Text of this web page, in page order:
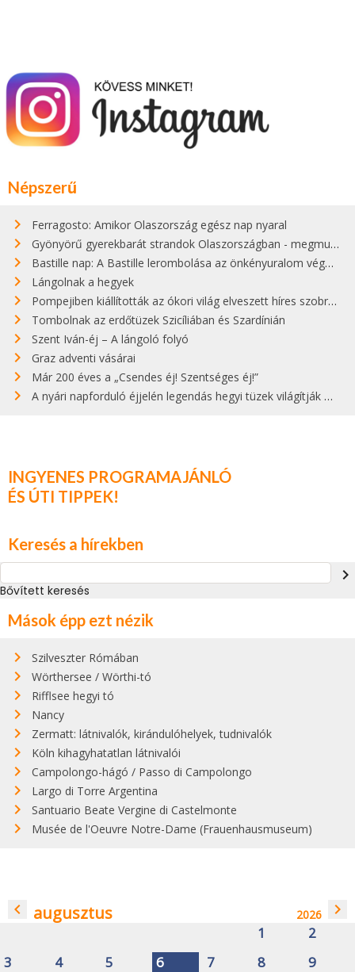
Népszerű
Ferragosto: Amikor Olaszország egész nap nyaral
Gyönyörű gyerekbarát strandok Olaszországban - megmutatjuk a 15 legjobbat
Bastille nap: A Bastille lerombolása az önkényuralom végét jelentette
Lángolnak a hegyek
Pompejiben kiállították az ókori világ elveszett híres szobrának másolatát
Tombolnak az erdőtüzek Szicíliában és Szardínián
Szent Iván-éj – A lángoló folyó
Graz adventi vásárai
Már 200 éves a „Csendes éj! Szentséges éj!”
A nyári napforduló éjjelén legendás hegyi tüzek világítják meg Zugspitzét
INGYENES PROGRAMAJÁNLÓ
ÉS ÚTI TIPPEK!
Keresés a hírekben
navigate_next
Bővített keresés
Mások épp ezt nézik
Szilveszter Rómában
Wörthersee / Wörthi-tó
Rifflsee hegyi tó
Nancy
Zermatt: látnivalók, kirándulóhelyek, tudnivalók
Köln kihagyhatatlan látnivalói
Campolongo-hágó / Passo di Campolongo
Largo di Torre Argentina
Santuario Beate Vergine di Castelmonte
Musée de l'Oeuvre Notre-Dame (Frauenhausmuseum)
navigate_before augusztus 2026 navigate_next
1
2
3
4 5 6 7 8
9